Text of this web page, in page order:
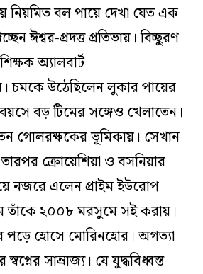
নিয়মিত বল পায়ে দেখা যেত এক
ঈশ্বর-প্রদত্ত প্রতিভায়। বিচ্ছুরণ
অ্যালবার্ট
চমকে উঠেছিলেন লুকার পায়ের
বড় টিমের সঙ্গেও খেলাতেন।
গোলরক্ষকের ভূমিকায়। সেখান
ক্রোয়েশিয়া ও বসনিয়ার
নজরে এলেন প্রাইম ইউরোপ
তাঁকে ২০০৮ মরসুমে সই করায়।
পড়ে হোসে মোরিনহোর। অগত্যা
স্বপ্নের সাম্রাজ্য। যে যুদ্ধবিধ্বস্ত